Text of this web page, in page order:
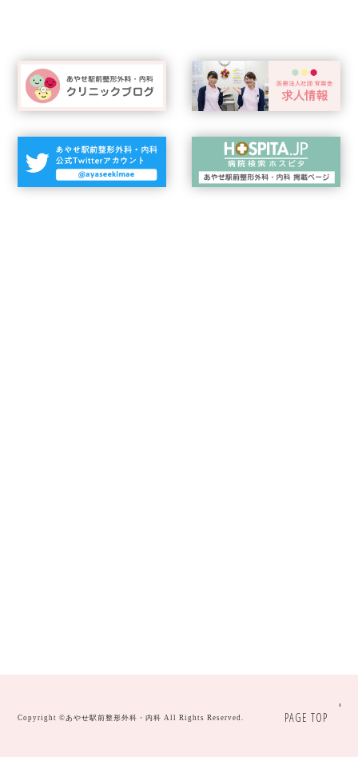
PAGE TOP
Copyright © あやせ駅前整形外科・内科 All Rights Reserved.